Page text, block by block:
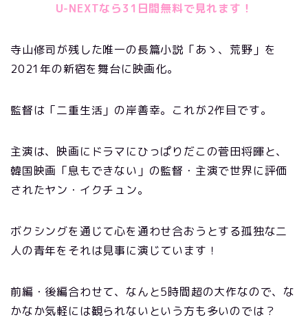
U-NEXTなら31日間無料で見れます！
寺山修司が残した唯一の長篇小説「あゝ、荒野」を
2021年の新宿を舞台に映画化。
監督は「二重生活」の岸善幸。これが2作目です。
主演は、映画にドラマにひっぱりだこの菅田将暉と、
韓国映画「息もできない」の監督・主演で世界に評価
されたヤン・イクチュン。
ボクシングを通じて心を通わせ合おうとする孤独な二
人の青年をそれは見事に演じています！
前編・後編合わせて、なんと5時間超の大作なので、な
かなか気軽には観られないという方も多いのでは？